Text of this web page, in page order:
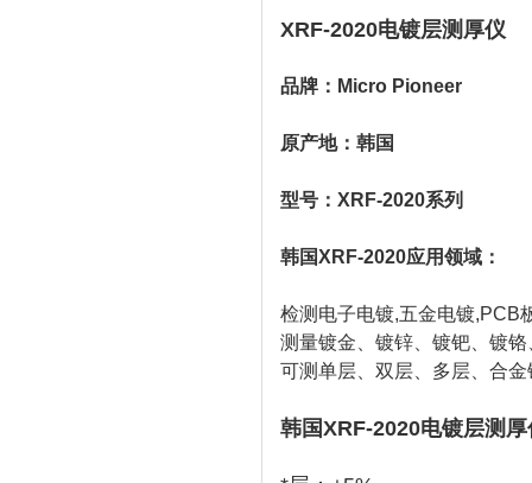
XRF-2020电镀层测厚仪
品牌：Micro Pioneer
原产地：韩国
型号：XRF-2020系列
韩国XRF-2020应用领域：
检测电子电镀,五金电镀,PCB
测量镀金 、镀锌、 镀钯 、镀
可测单层、双层、多层、合
韩国XRF-2020电镀层测